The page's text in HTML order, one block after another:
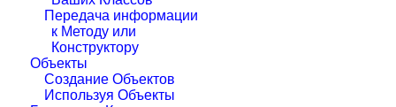
Передача информации
к Методу или
Конструктору
Объекты
Создание Объектов
Используя Объекты